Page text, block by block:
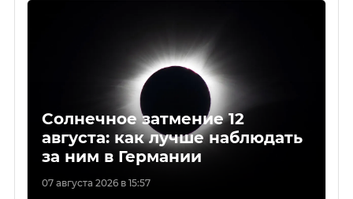
Солнечное затмение 12
августа: как лучше наблюдать
за ним в Германии
07 августа 2026 в 15:57